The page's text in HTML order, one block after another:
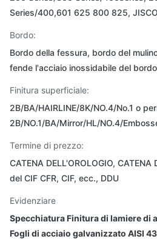
Series/400,601 625 800 825,
Bordo:
Bordo della fessura, bordo del
fende l'acciaio inossidabile del
Finitura superficiale:
2B/BA/HAIRLINE/8K/NO.4/No.1 o
2B/NO.1/BA/Mirror/HL/NO.4/
Termine di prezzo:
CATENA DELL'OROLOGIO, CATENA
del CIF CFR, CIF, ecc., DDU
Evidenziare
Specchiatura Finitura di lamiere di
Fogli di acciaio galvanizzato AISI